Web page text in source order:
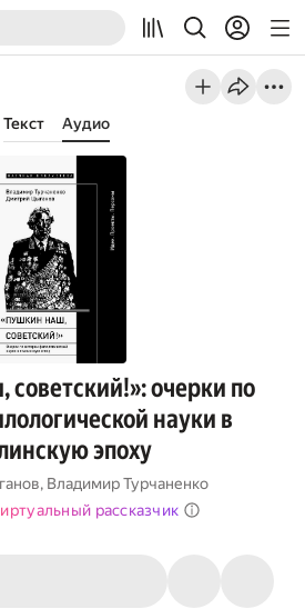
Текст Аудио
очерки по
науки в
эпоху
, Владимир Турчаненко
рассказчик